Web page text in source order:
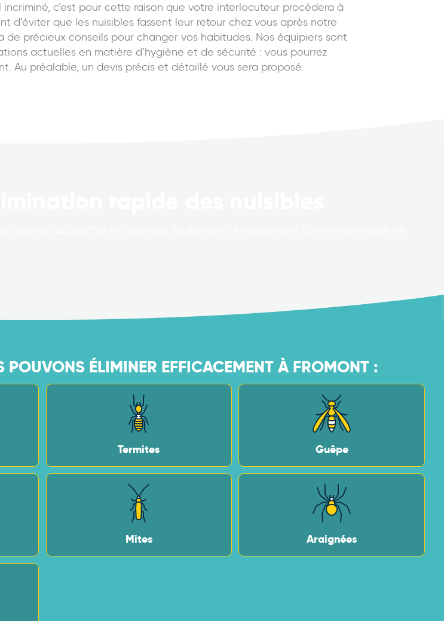
c’est pour cette raison que votre interlocuteur procèdera à
que les nuisibles fassent leur retour chez vous après notre
de précieux conseils pour changer vos habitudes. Nos équipiers sont
actuelles en matière d’hygiène et de sécurité : vous pourrez
Au préalable, un devis précis et détaillé vous sera proposé.
POUVONS ÉLIMINER EFFICACEMENT À FROMONT :
Termites Guêpe
Mites Araignées